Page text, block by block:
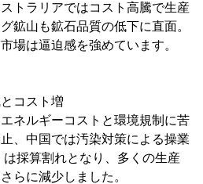
トラリアではコスト高騰で生産
鉱山も鉱石品質の低下に直面。
場は逼迫感を強めています。
コスト増
ネルギーコストと環境規制に苦
、中国では汚染対策による操業
採算割れとなり、多くの生産
らに減少しました。